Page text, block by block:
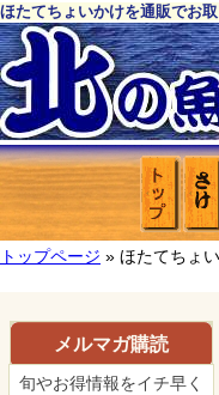
ほたてちょいかけを通販でお
トップページ » ほたてちょ
メルマガ購読
旬やお得情報をイチ早く